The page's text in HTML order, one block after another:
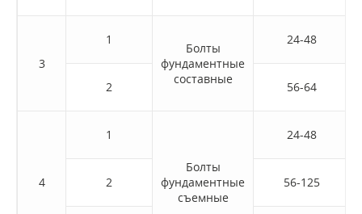
3
1
Болты
фундаментные
составные
24-48
2 56-64
4
1
Болты
фундаментные
съемные
24-48
2 56-125